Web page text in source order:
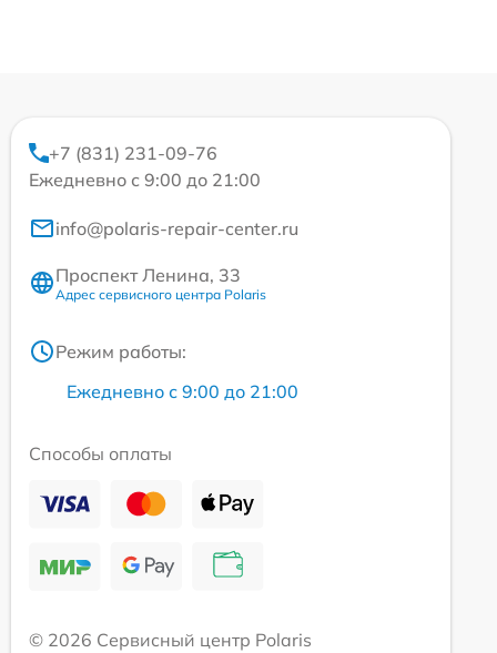
+7 (831) 231-09-76
Ежедневно с 9:00 до 21:00
info@polaris-repair-center.ru
Проспект Ленина, 33
Адрес сервисного центра Polaris
Режим работы:
Ежедневно с 9:00 до 21:00
Способы оплаты
© 2026 Сервисный центр Polaris